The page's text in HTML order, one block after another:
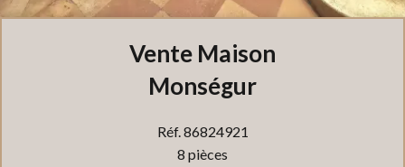
Vente Maison
Monségur
Réf. 86824921
8 pièces